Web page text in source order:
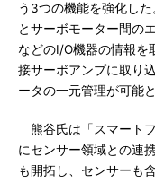
う3つの機能を強化し
とサーボモーター間の
などのI/O機器の情報を
接サーボアンプに取り
ータの一元管理が可能と
熊谷氏は「スマート
にセンサー領域との連
も開拓し、センサーも